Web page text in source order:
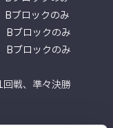
ロックのみ
ブロックのみ
ブロックのみ
戦、準々決勝